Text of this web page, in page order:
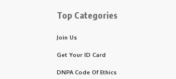
Top Categories
Join Us
Get Your ID Card
DNPA Code Of Ethics